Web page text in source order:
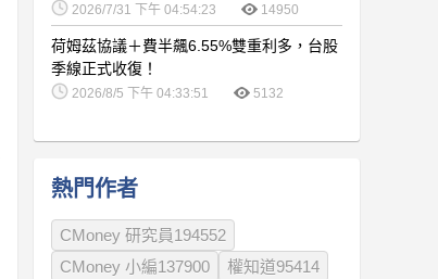
2026/7/31 下午 04:54:23 14950
荷姆茲協議＋費半飆6.55%雙重利多，台股
季線正式收復！
2026/8/5 下午 04:33:51 5132
熱門作者
CMoney 研究員194552
CMoney 小編137900
權知道95414